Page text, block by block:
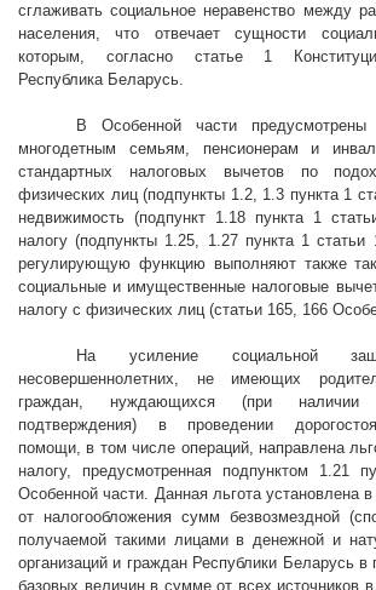
сглаживать социальное неравенство между
населения, что отвечает сущности
которым, согласно статье 1
Республика Беларусь.
В Особенной части предусмотрены
многодетным семьям, пенсионерам и
стандартных налоговых вычетов по
физических лиц (подпункты 1.2, 1.3 пункта 1
недвижимость (подпункт 1.18 пункта 1
налогу (подпункты 1.25, 1.27 пункта 1
регулирующую функцию выполняют также
социальные и имущественные налоговые
налогу с физических лиц (статьи 165, 166
На усиление социальной
несовершеннолетних, не имеющих
граждан, нуждающихся (при наличии
подтверждения) в проведении
помощи, в том числе операций, направлена
налогу, предусмотренная подпунктом 1.21
Особенной части. Данная льгота установлена
от налогообложения сумм безвозмездной
получаемой такими лицами в денежной и
организаций и граждан Республики Беларусь
базовых величин в сумме от всех источников в